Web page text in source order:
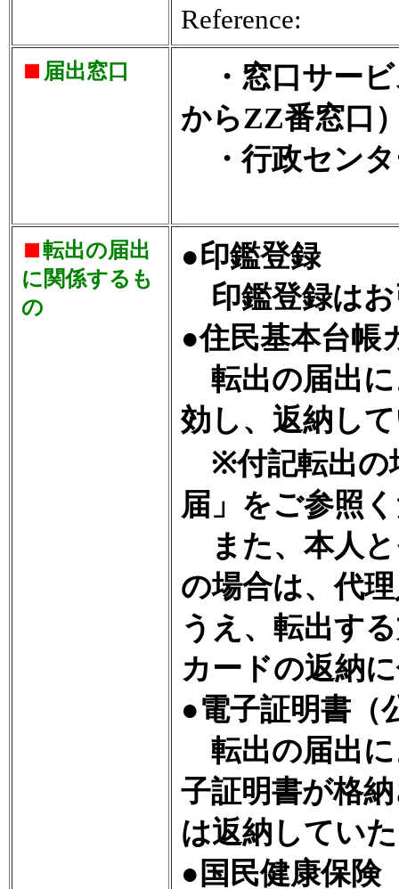
Reference:
届出窓口
・窓口サー
からZZ番窓口
・行政セン
転出の届出
に関係するも
の
●印鑑登録
印鑑登録はお
●住民基本台帳
転出の届出に
効し、返納し
※付記転出の
届」をご参照
また、本人と
の場合は、代
うえ、転出す
カードの返納
●電子証明書（
転出の届出に
子証明書が格
は返納してい
●国民健康保険